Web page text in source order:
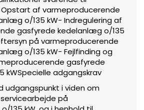
af varmeproducerende
o/135 kW- Indregulering af
gasfyrede kedelanlæg o/135
på varmeproducerende
o/135 kW- Fejlfinding og
gasfyrede
kWSpecielle adgangskrav
udgangspunkt i viden om
på